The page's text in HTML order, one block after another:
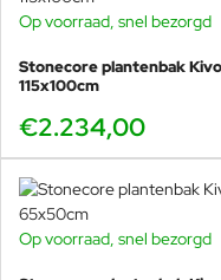
Op voorraad, snel bezorgd
Stonecore plantenbak Kivo
115x100cm
€2.234,00
Op voorraad, snel bezorgd